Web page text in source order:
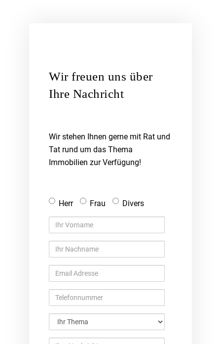
Wir freuen uns über
Ihre Nachricht
Wir stehen Ihnen gerne mit Rat und
Tat rund um das Thema
Immobilien zur Verfügung!
Anrede
Herr Frau
Divers
Ihr
Vorname
Ihr
Nachname
Email
Adresse
Telefonnummer
Ihr
Thema